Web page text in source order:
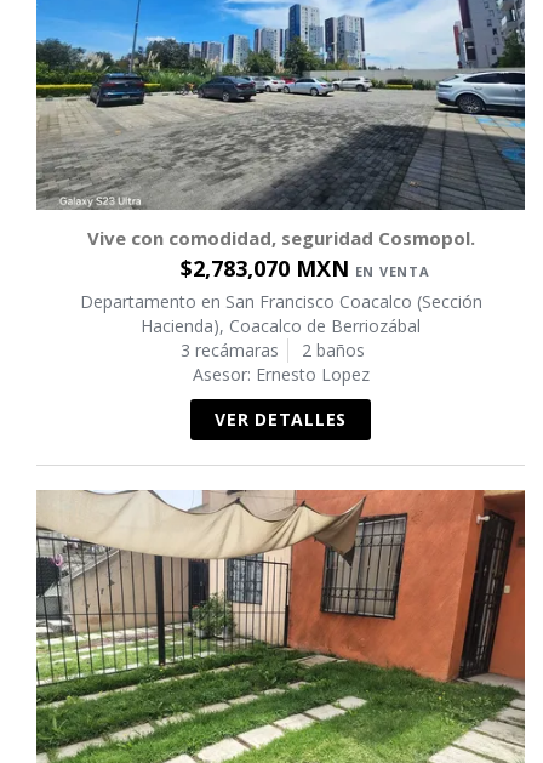
Vive con comodidad, seguridad Cosmopol.
$2,783,070 MXN EN VENTA
Departamento en San Francisco Coacalco (Sección
Hacienda), Coacalco de Berriozábal
3 recámaras
2 baños
Asesor: Ernesto Lopez
VER DETALLES